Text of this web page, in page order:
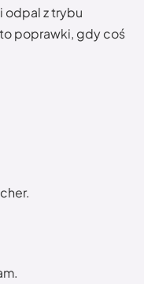
odpal z trybu
poprawki, gdy coś